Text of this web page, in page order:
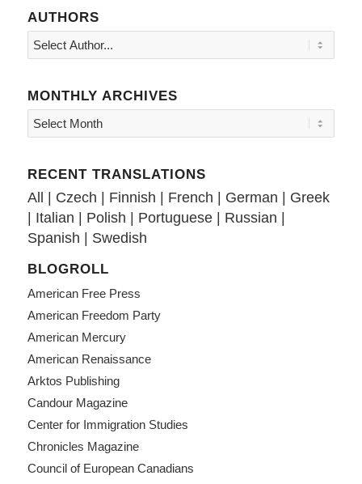
AUTHORS
MONTHLY ARCHIVES
RECENT TRANSLATIONS
All | Czech | Finnish | French | German | Greek
| Italian | Polish | Portuguese| Russian |
Spanish | Swedish
BLOGROLL
American Free Press
American Freedom Party
American Mercury
American Renaissance
Arktos Publishing
Candour Magazine
Center for Immigration Studies
Chronicles Magazine
Council of European Canadians